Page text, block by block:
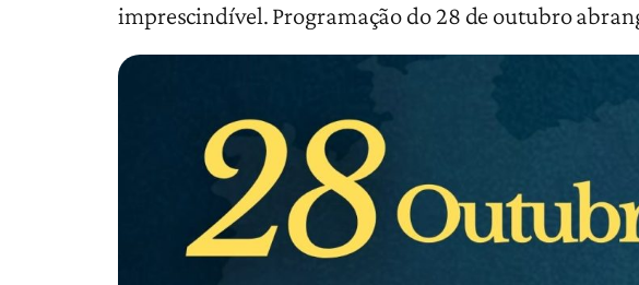
imprescindível. Programação do 28 de outubro